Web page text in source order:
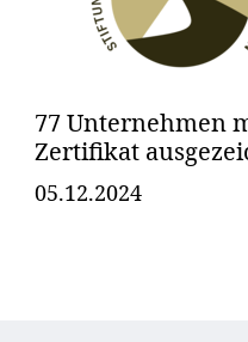
77 Unternehmen
Zertifikat
05.12.2024